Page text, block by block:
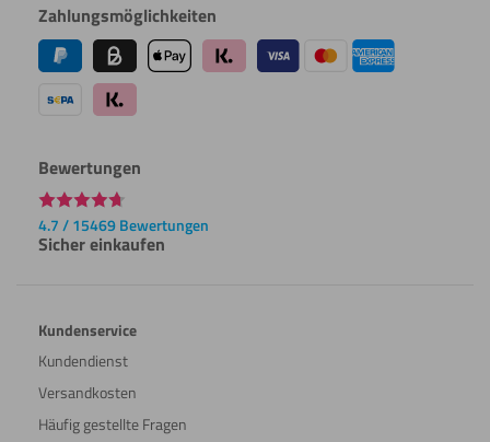
Zahlungsmöglichkeiten
Bewertungen
4.7 / 15469 Bewertungen
Sicher einkaufen
Kundenservice
Kundendienst
Versandkosten
Häufig gestellte Fragen